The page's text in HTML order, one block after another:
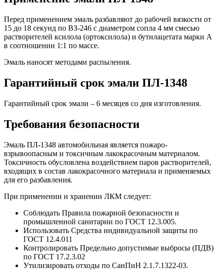
Перед применением эмаль разбавляют до рабочей вязкости от
15 до 18 секунд по ВЗ-246 с диаметром сопла 4 мм смесью
растворителей ксилола (ортоксилола) и бутилацетата марки А
в соотношении 1:1 по массе.
Эмаль наносят методами распыления.
Гарантийный срок эмали ПЛ-1348
Гарантийный срок эмали – 6 месяцев со дня изготовления.
Требования безопасности
Эмаль ПЛ-1348 автомобильная является пожаро-
взрывоопасным и токсичным лакокрасочным материалом.
Токсичность обусловлена воздействием паров растворителей,
входящих в состав лакокрасочного материала и применяемых
для его разбавления.
При применении и хранении ЛКМ следует:
Соблюдать Правила пожарной безопасности и
промышленной санитарии по ГОСТ 12.3.005.
Использовать Средства индивидуальной защиты по
ГОСТ 12.4.011
Контролировать Предельно допустимые выбросы (ПДВ)
по ГОСТ 17.2.3.02
Утилизировать отходы по СанПиН 2.1.7.1322-03.